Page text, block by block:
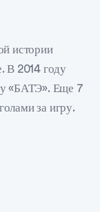
истории
В 2014 году
«БАТЭ». Еще 7
за игру.